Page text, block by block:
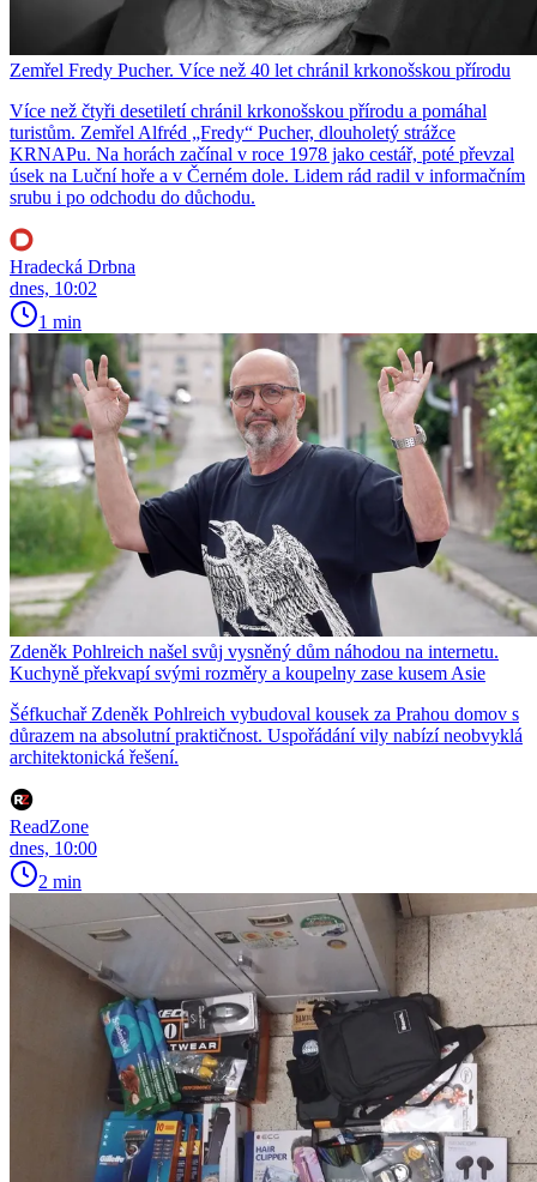
Zemřel Fredy Pucher. Více než 40 let chránil krkonošskou přírodu
Více než čtyři desetiletí chránil krkonošskou přírodu a pomáhal
turistům. Zemřel Alfréd „Fredy“ Pucher, dlouholetý strážce
KRNAPu. Na horách začínal v roce 1978 jako cestář, poté převzal
úsek na Luční hoře a v Černém dole. Lidem rád radil v informačním
srubu i po odchodu do důchodu.
Hradecká Drbna
dnes, 10:02
1 min
Zdeněk Pohlreich našel svůj vysněný dům náhodou na internetu.
Kuchyně překvapí svými rozměry a koupelny zase kusem Asie
Šéfkuchař Zdeněk Pohlreich vybudoval kousek za Prahou domov s
důrazem na absolutní praktičnost. Uspořádání vily nabízí neobvyklá
architektonická řešení.
ReadZone
dnes, 10:00
2 min